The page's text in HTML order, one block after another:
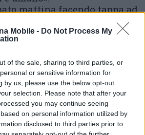
Mobile - Do Not Process My
of the sale, sharing to third parties, or
or sensitive information for
by us, please use the below opt-out
selection. Please note that after your
you may continue seeing
on personal information utilized by
disclosed to third parties prior to
mattina facendo tappa ad
Roma.
con noi tutto il giorno a
Ogiva che ci ha
l’avvocato Pia Perricci -,
film in cui denuncia la storia
è stata vittima la figlia»
ha tante cose in comune con